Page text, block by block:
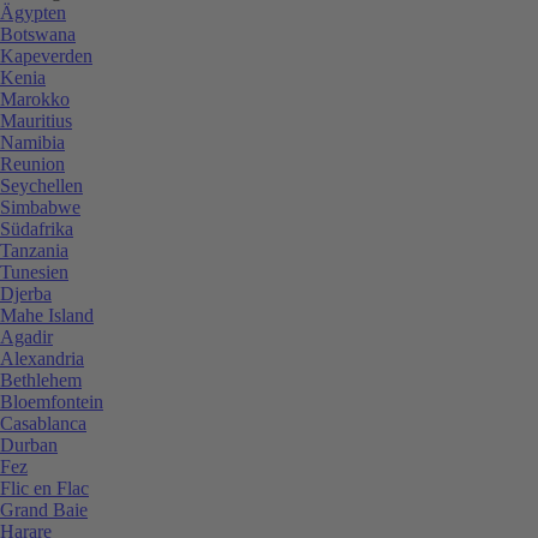
Ägypten
Botswana
Kapeverden
Kenia
Marokko
Mauritius
Namibia
Reunion
Seychellen
Simbabwe
Südafrika
Tanzania
Tunesien
Djerba
Mahe Island
Agadir
Alexandria
Bethlehem
Bloemfontein
Casablanca
Durban
Fez
Flic en Flac
Grand Baie
Harare